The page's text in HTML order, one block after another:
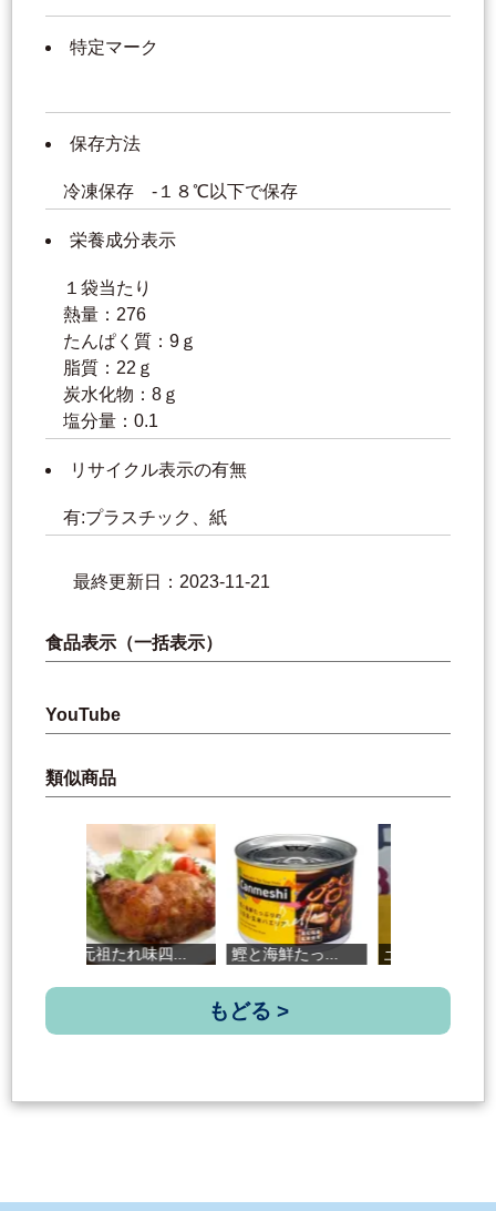
特定マーク
保存方法
冷凍保存 -１８℃以下で保存
栄養成分表示
１袋当たり
熱量：276
たんぱく質：9ｇ
脂質：22ｇ
炭水化物：8ｇ
塩分量：0.1
リサイクル表示の有無
有:プラスチック、紙
最終更新日：2023-11-21
食品表示（一括表示）
YouTube
類似商品
元祖たれ味四... 鰹と海鮮たっ... 土佐清水宗田...
もどる >